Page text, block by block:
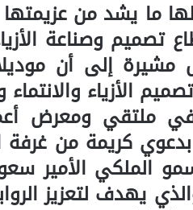
ما يشد من
تصميم وصناعة
لـ 15 مليار ريال مشيرة
الأزياء
ملتقي ومعرض
الشرقية عام 2015م بدعوي
الملكي الأمير
يهدف لتعزيز